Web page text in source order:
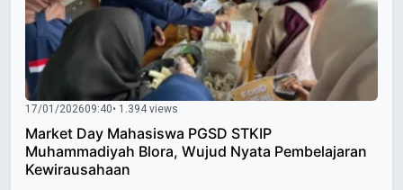
17/01/202609:40• 1.394 views
Market Day Mahasiswa PGSD STKIP
Muhammadiyah Blora, Wujud Nyata Pembelajaran
Kewirausahaan